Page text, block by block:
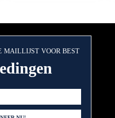
MAILLIJST VOOR BEST